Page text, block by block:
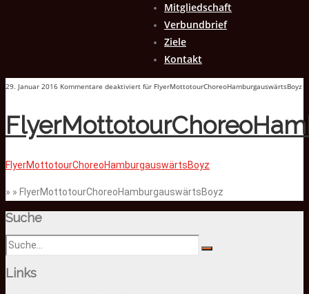
Mitgliedschaft
Verbundbrief
Ziele
Kontakt
29. Januar 2016 Kommentare deaktiviert für FlyerMottotourChoreoHamburgauswärtsBoyz
FlyerMottotourChoreoHamburgauswärtsBoyz
» » FlyerMottotourChoreoHamburgauswärtsBoyz
Suche
Links